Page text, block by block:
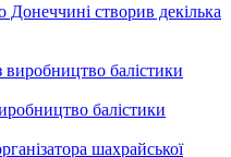
створив декілька
балістики